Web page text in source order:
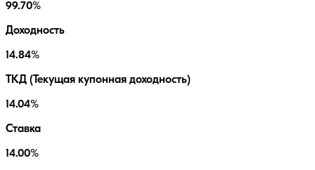
99.70%
Доходность
14.84%
ТКД (Текущая купонная доходность)
14.04%
Ставка
14.00%